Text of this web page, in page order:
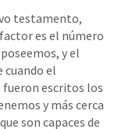
testamento,
es el número
y el
cuando el
escritos los
y más cerca
son capaces de